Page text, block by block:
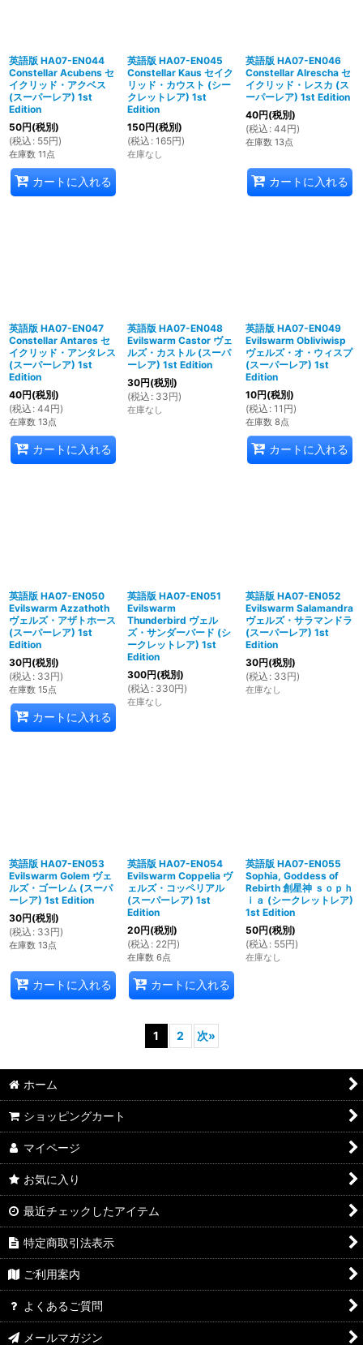
英語版 HA07-EN044
Constellar Acubens セ
イクリッド・アクベス
(スーパーレア) 1st
Edition
50円(税別)
(税込 : 55円)
在庫数 11点
カートに入れる
英語版 HA07-EN045
Constellar Kaus セイク
リッド・カウスト (シー
クレットレア) 1st
Edition
150円(税別)
(税込 : 165円)
在庫なし
英語版 HA07-EN046
Constellar Alrescha セ
イクリッド・レスカ (ス
ーパーレア) 1st Edition
40円(税別)
(税込 : 44円)
在庫数 13点
カートに入れる
英語版 HA07-EN047
Constellar Antares セ
イクリッド・アンタレス
(スーパーレア) 1st
Edition
40円(税別)
(税込 : 44円)
在庫数 13点
カートに入れる
英語版 HA07-EN048
Evilswarm Castor ヴェ
ルズ・カストル (スーパ
ーレア) 1st Edition
30円(税別)
(税込 : 33円)
在庫なし
英語版 HA07-EN049
Evilswarm Obliviwisp
ヴェルズ・オ・ウィスプ
(スーパーレア) 1st
Edition
10円(税別)
(税込 : 11 円)
在庫数 8点
カートに入れる
英語版 HA07-EN050
Evilswarm Azzathoth
ヴェルズ・アザトホース
(スーパーレア) 1st
Edition
30円(税別)
(税込 : 33円)
在庫数 15点
カートに入れる
英語版 HA07-EN051
Evilswarm
Thunderbird ヴェル
ズ・サンダーバード (シ
ークレットレア) 1st
Edition
300円(税別)
(税込 : 330円)
在庫なし
英語版 HA07-EN052
Evilswarm Salamandra
ヴェルズ・サラマンドラ
(スーパーレア) 1st
Edition
30円(税別)
(税込 : 33円)
在庫なし
英語版 HA07-EN053
Evilswarm Golem ヴェ
ルズ・ゴーレム (スーパ
ーレア) 1st Edition
30円(税別)
(税込 : 33円)
在庫数 13点
カートに入れる
英語版 HA07-EN054
Evilswarm Coppelia ヴ
ェルズ・コッペリアル
(スーパーレア) 1st
Edition
20円(税別)
(税込 : 22円)
在庫数 6点
カートに入れる
英語版 HA07-EN055
Sophia, Goddess of
Rebirth 創星神 ｓｏｐｈ
ｉａ (シークレットレア)
1st Edition
50円(税別)
(税込 : 55円)
在庫なし
1 2 次»
ホーム
ショッピングカート
マイページ
お気に入り
最近チェックしたアイテム
特定商取引法表示
ご利用案内
よくあるご質問
メールマガジン